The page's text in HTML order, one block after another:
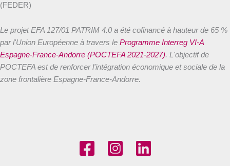
(FEDER)
Le projet EFA 127/01 PATRIM 4.0 a été cofinancé à hauteur de 65 %
par l'Union Européenne à travers le Programme Interreg VI-A
Espagne-France-Andorre (POCTEFA 2021-2027). L'objectif de
POCTEFA est de renforcer l'intégration économique et sociale de la
zone frontalière Espagne-France-Andorre.